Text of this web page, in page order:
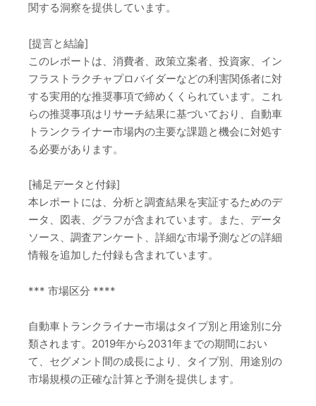
関する洞察を提供しています。
[提言と結論]
このレポートは、消費者、政策立案者、投資家、イン
フラストラクチャプロバイダーなどの利害関係者に対
する実用的な推奨事項で締めくくられています。これ
らの推奨事項はリサーチ結果に基づいており、自動車
トランクライナー市場内の主要な課題と機会に対処す
る必要があります。
[補足データと付録]
本レポートには、分析と調査結果を実証するためのデ
ータ、図表、グラフが含まれています。また、データ
ソース、調査アンケート、詳細な市場予測などの詳細
情報を追加した付録も含まれています。
*** 市場区分 ****
自動車トランクライナー市場はタイプ別と用途別に分
類されます。2019年から2031年までの期間におい
て、セグメント間の成長により、タイプ別、用途別の
市場規模の正確な計算と予測を提供します。